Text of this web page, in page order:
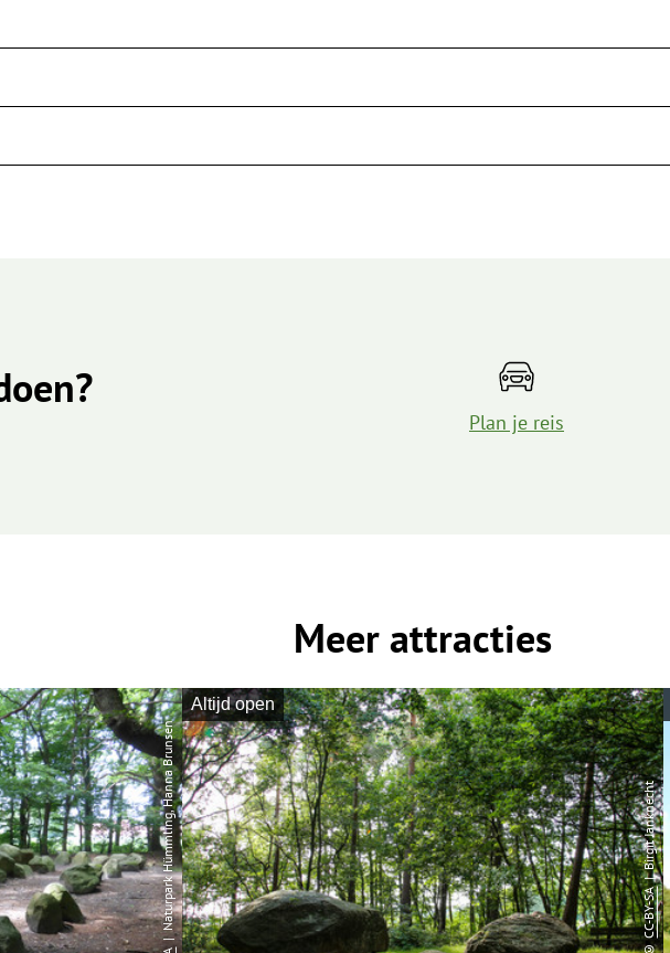
Plan je reis
Meer attracties
| Naturpark Hümmling, Hanna Brunsen
Altijd open
©
CC-BY-SA
| Birgit Janknecht